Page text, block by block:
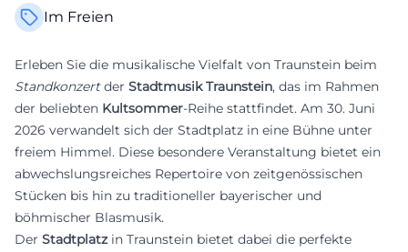
Im Freien
Erleben Sie die musikalische Vielfalt von Traunstein beim
Standkonzertder Stadtmusik Traunstein, das im Rahmen
der beliebten Kultsommer-Reihe stattfindet. Am 30. Juni
2026 verwandelt sich der Stadtplatz in eine Bühne unter
freiem Himmel. Diese besondere Veranstaltung bietet ein
abwechslungsreiches Repertoire von zeitgenössischen
Stücken bis hin zu traditioneller bayerischer und
böhmischer Blasmusik.
Der Stadtplatzin Traunstein bietet dabei die perfekte